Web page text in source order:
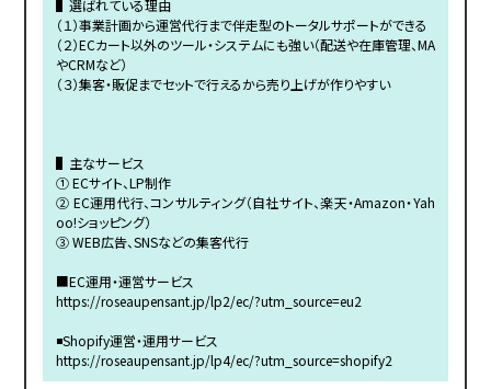
▌選ばれている理由
（１）事業計画から運営代行まで伴走型のトータルサポートができる
（２）ECカート以外のツール・システムにも強い（配送や在庫管理、MA
やCRMなど）
（３）集客・販促までセットで行えるから売り上げが作りやすい
▌主なサービス
① ECサイト、LP制作
② EC運用代行、コンサルティング（自社サイト、楽天・Amazon・Yah
oo!ショッピング）
③ WEB広告、SNSなどの集客代行
■EC運用・運営サービス
https://roseaupensant.jp/lp2/ec/?utm_source=eu2
◾️Shopify運営・運用サービス
https://roseaupensant.jp/lp4/ec/?utm_source=shopify2